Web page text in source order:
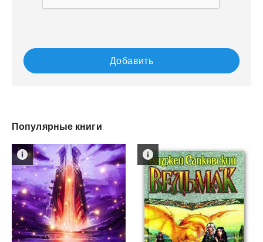
Добавить
Популярные книги